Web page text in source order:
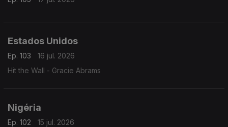
Estados Unidos
Ep. 103
16 jul. 2026
Hit the Wall - Gracie Abrams
Nigéria
Ep. 102
15 jul. 2026